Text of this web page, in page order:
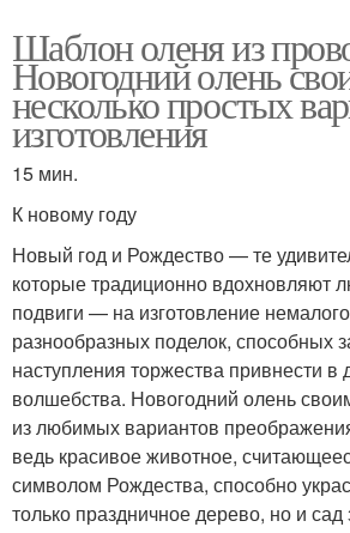
Шаблон оленя из
Новогодний олень
несколько простых
изготовления
15 мин.
К новому году
Новый год и Рождество — те
которые традиционно вдохновляют
подвиги — на изготовление
разнообразных поделок, способных
наступления торжества привнести
волшебства. Новогодний олень
из любимых вариантов
ведь красивое животное,
символом Рождества, способно
только праздничное дерево, но и сад